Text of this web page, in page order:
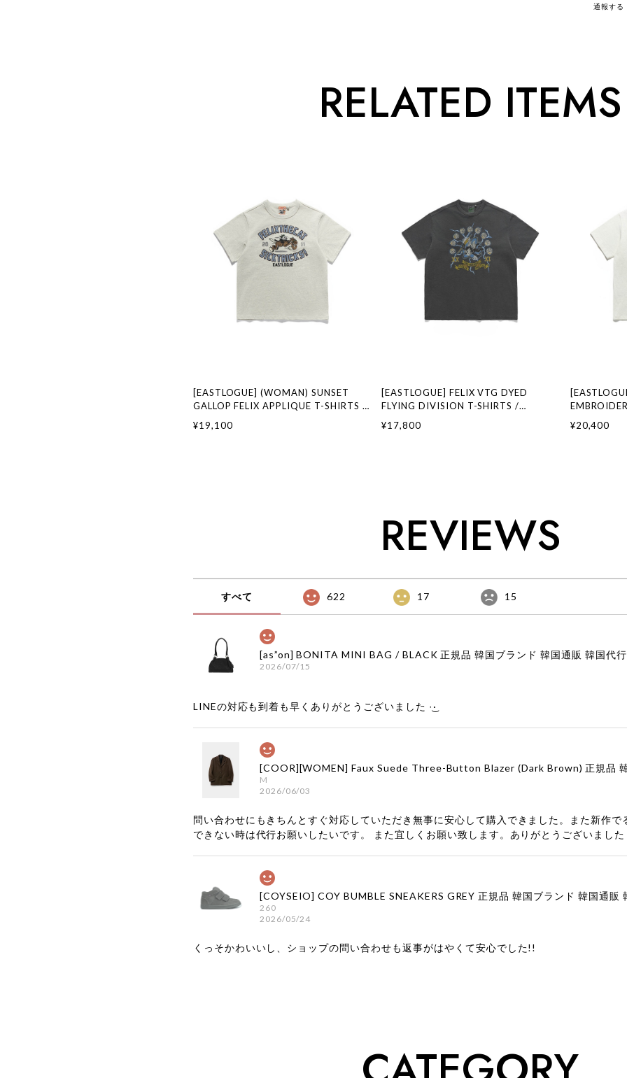
通報する
RELATED ITEMS
[EASTLOGUE] (WOMAN) SUNSET
GALLOP FELIX APPLIQUE T-SHIRTS /
ァッション 韓国代行 イーストローグ 日
¥19,100
[EASTLOGUE] FELIX VTG DYED
FLYING DIVISION T-SHIRTS /
ンド 韓国ファッション 韓国代行 イース
¥17,800
ッション 韓
¥20,400
REVIEWS
すべて 622 17 15
2026/07/15
LINEの対応も到着も早くありがとうございました‪ ·͜·
M
2026/06/03
問い合わせにもきちんとすぐ対応していただき無事に安心して購入できました。また新作で
できない時は代行お願いしたいです。 また宜しくお願い致します。ありがとうございました
260
2026/05/24
くっそかわいいし、ショップの問い合わせも返事がはやくて安心でした!!